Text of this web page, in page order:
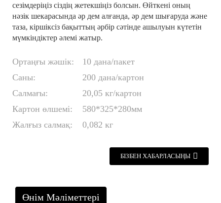
сезімдеріңіз сіздің жетекшіңіз болсын. Өйткені оның
нәзік шекарасында әр дем алғанда, әр дем шығаруда және
таза, кіршіксіз бақыттың әрбір сәтінде ашылуын күтетін
мүмкіндіктер әлемі жатыр.
Ортаңғы жәшік:
10 дана/пакет
Саны:
200 дана/картон
Салмағы:
20,05 кг/картон
Картон өлшемі:
580*325*280мм
Жалғыз салмақ:
0,082 кг
БІЗБЕН ХАБАРЛАСЫҢЫ
Өнім Мәліметтері